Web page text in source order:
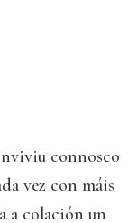
connosco
vez con máis
a colación un